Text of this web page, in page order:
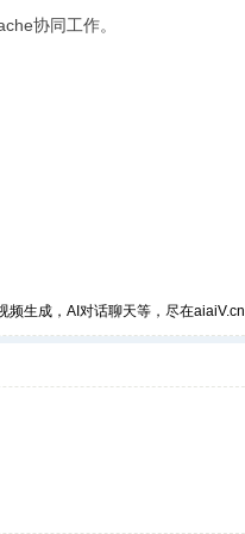
协同工作。
频生成，AI对话聊天等，尽在aiaiV.cn